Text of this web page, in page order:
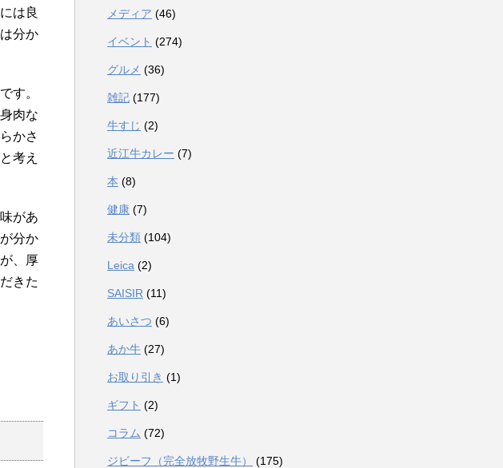
は良
分か
す。
肉な
かさ
考え
があ
分か
、厚
きた
メディア (46)
イベント (274)
グルメ (36)
雑記 (177)
牛すじ (2)
近江牛カレー (7)
本 (8)
健康 (7)
未分類 (104)
Leica (2)
SAISIR (11)
あいさつ (6)
あか牛 (27)
お取り引き (1)
ギフト (2)
コラム (72)
ジビーフ（完全放牧野生牛） (175)